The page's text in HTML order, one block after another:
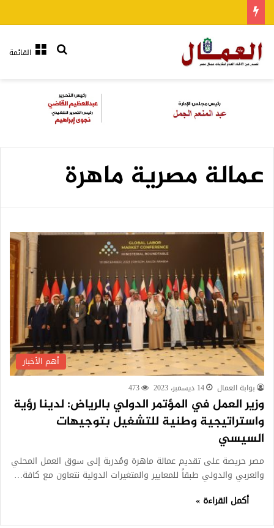
القائمةبحث عن
عمالة مصرية ماهرة
أهم الأخبار
بوابة العمال 14 ديسمبر، 2023 473
وزير العمل في المؤتمر الدولي بالرياض: لدينا رؤية
واستراتيجية وطنية للتشغيل بتوجيهات
السيسي
مصر حريصة على تقديم عمالة ماهرة ومُدربة إلى سوق العمل المحلي
والعربي والدولي طبقاً للمعايير والمتغيرات الدولية نتعاون مع كافة…
أكمل القراءة »